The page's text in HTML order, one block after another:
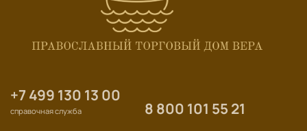
+7 499 130 13 00
справочная служба 8 800 101 55 21